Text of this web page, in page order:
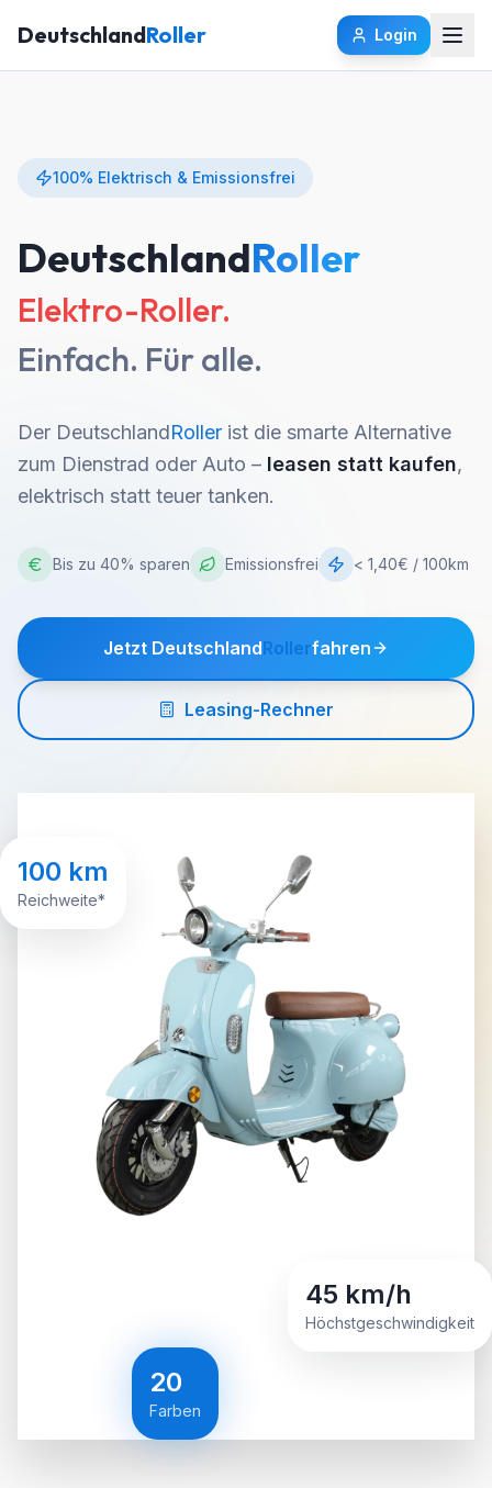
DeutschlandRoller Login
100% Elektrisch & Emissionsfrei
DeutschlandRoller
Elektro-Roller.
Einfach. Für alle.
Der DeutschlandRoller ist die smarte Alternative
zum Dienstrad oder Auto – leasen statt kaufen,
elektrisch statt teuer tanken.
Bis zu 40% sparen Emissionsfrei < 1,40€ / 100km
Jetzt DeutschlandRollerfahren
Leasing-Rechner
100 km
Reichweite*
45 km/h
Höchstgeschwindigkeit
20
Farben